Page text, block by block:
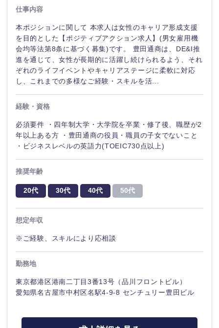
仕事内容
本ポジションに関して 本求人は女性のキャリア形成支援
を目的とした【ポジティブアクション求人】(男女雇用機
会均等法第8条に基づく募集)です。 豊田通商は、DE&I推
進を通じて、女性が長期的に活躍し続けられるよう、それ
ぞれのライフイベントやキャリアステージに柔軟に対応
し、これまでの多様なご経験・スキルを活...
経験・資格
必須要件 ・四年制大学・大学院を卒業・修了後、職歴が2
年以上ある方 ・豊田通商の役員・職員の子女でないこと
・ビジネスレベルの英語力(TOEIC730点以上)
推奨年齢
20代 30代 40代 50代
想定年収
※ご経験、スキルにより応相談
勤務地
東京都港区港南二丁目3番13号（品川フロントビル）
愛知県名古屋市中村区名駅4-9-8 センチュリー豊田ビル